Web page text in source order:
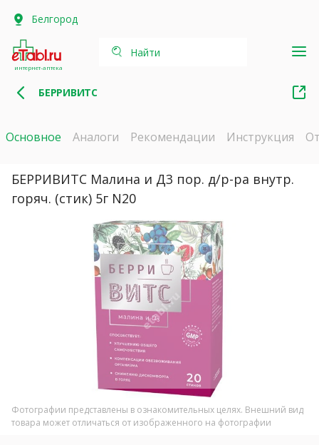
Белгород
интернет-аптека
Найти
БЕРРИВИТС
Основное Аналоги Рекомендации Инструкция
БЕРРИВИТС Малина и Д3 пор. д/р-ра внутр.
горяч. (стик) 5г N20
Фотографии представлены в ознакомительных целях. Внешний вид
товара может отличаться от изображенного на фотографии